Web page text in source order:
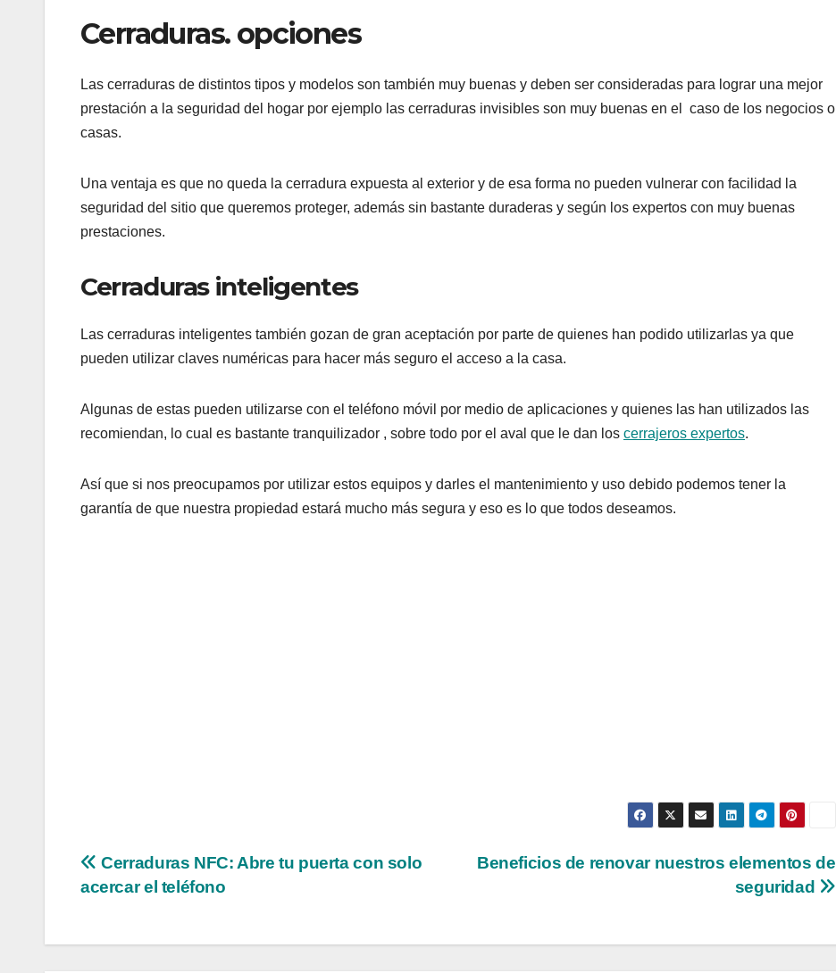
Cerraduras. opciones
Las cerraduras de distintos tipos y modelos son también muy buenas y deben ser consideradas para lograr una mejor
prestación a la seguridad del hogar por ejemplo las cerraduras invisibles son muy buenas en el caso de los negocios o
casas.
Una ventaja es que no queda la cerradura expuesta al exterior y de esa forma no pueden vulnerar con facilidad la
seguridad del sitio que queremos proteger, además sin bastante duraderas y según los expertos con muy buenas
prestaciones.
Cerraduras inteligentes
Las cerraduras inteligentes también gozan de gran aceptación por parte de quienes han podido utilizarlas ya que
pueden utilizar claves numéricas para hacer más seguro el acceso a la casa.
Algunas de estas pueden utilizarse con el teléfono móvil por medio de aplicaciones y quienes las han utilizados las
recomiendan, lo cual es bastante tranquilizador , sobre todo por el aval que le dan los cerrajeros expertos.
Así que si nos preocupamos por utilizar estos equipos y darles el mantenimiento y uso debido podemos tener la
garantía de que nuestra propiedad estará mucho más segura y eso es lo que todos deseamos.
Navegación
entradas
Beneficios de renovar nuestros elementos de
seguridad
Cerraduras NFC: Abre tu puerta con solo
acercar el teléfono